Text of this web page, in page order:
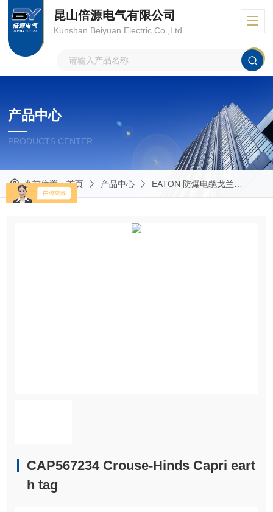
昆山倍源电气有限公司
Kunshan Beiyuan Electric Co.,Ltd
产品中心
PRODUCTS CENTER
当前位置：首页 产品中心 EATON 防爆电缆戈兰
CAP567234 Crouse-Hinds Capri eart
h tag